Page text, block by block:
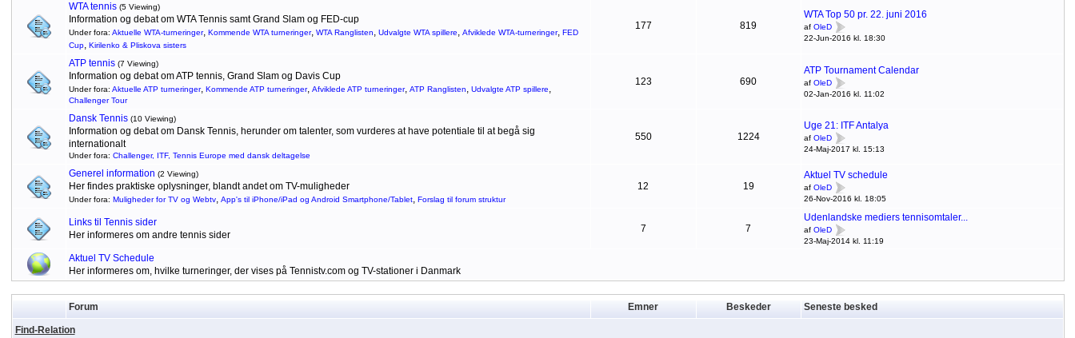
WTA tennis (5 Viewing)
Information og debat om WTA Tennis samt Grand Slam og FED-cup
Under fora: Aktuelle WTA-turneringer, Kommende WTA turneringer, WTA Ranglisten, Udvalgte WTA spillere, Afviklede WTA-turneringer, FED
Cup, Kirilenko & Pliskova sisters
177 819
WTA Top 50 pr. 22. juni 2016
af OleD
22-Jun-2016 kl. 18:30
ATP tennis (7 Viewing)
Information og debat om ATP tennis, Grand Slam og Davis Cup
Under fora: Aktuelle ATP turneringer, Kommende ATP turneringer, Afviklede ATP turneringer, ATP Ranglisten, Udvalgte ATP spillere,
Challenger Tour
123 690
ATP Tournament Calendar
af OleD
02-Jan-2016 kl. 11:02
Dansk Tennis (10 Viewing)
Information og debat om Dansk Tennis, herunder om talenter, som vurderes at have potentiale til at begå sig
internationalt
Under fora: Challenger, ITF, Tennis Europe med dansk deltagelse
550 1224
Uge 21: ITF Antalya
af OleD
24-Maj-2017 kl. 15:13
Generel information (2 Viewing)
Her findes praktiske oplysninger, blandt andet om TV-muligheder
Under fora: Muligheder for TV og Webtv, App's til iPhone/iPad og Android Smartphone/Tablet, Forslag til forum struktur
12 19
Aktuel TV schedule
af OleD
26-Nov-2016 kl. 18:05
Links til Tennis sider
Her informeres om andre tennis sider
7 7
Udenlandske mediers tennisomtaler...
af OleD
23-Maj-2014 kl. 11:19
Aktuel TV Schedule
Her informeres om, hvilke turneringer, der vises på Tennistv.com og TV-stationer i Danmark
Forum Emner Beskeder Seneste besked
Find-Relation